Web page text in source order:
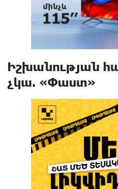
Իշխանության
չկա. «Փաստ»